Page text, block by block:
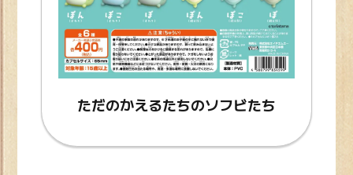
ただのかえるたちのソフビたち